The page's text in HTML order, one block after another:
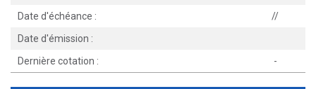
Date d'échéance :
//
Date d'émission :
Dernière cotation :
-